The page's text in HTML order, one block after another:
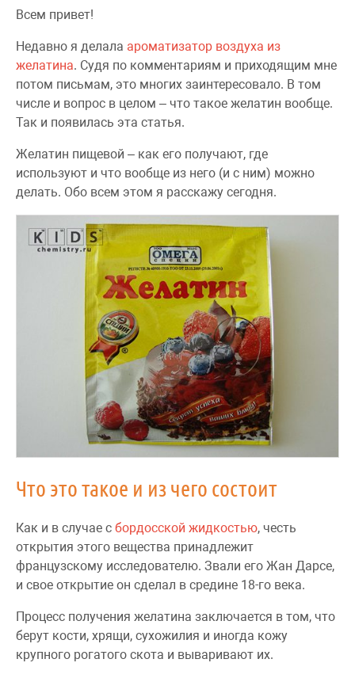
Всем привет!
Недавно я делала ароматизатор воздуха из
желатина. Судя по комментариям и приходящим мне
потом письмам, это многих заинтересовало. В том
числе и вопрос в целом – что такое желатин вообще.
Так и появилась эта статья.
Желатин пищевой – как его получают, где
используют и что вообще из него (и с ним) можно
делать. Обо всем этом я расскажу сегодня.
Что это такое и из чего состоит
Как и в случае с бордосской жидкостью, честь
открытия этого вещества принадлежит
французскому исследователю. Звали его Жан Дарсе,
и свое открытие он сделал в средине 18-го века.
Процесс получения желатина заключается в том, что
берут кости, хрящи, сухожилия и иногда кожу
крупного рогатого скота и вываривают их.